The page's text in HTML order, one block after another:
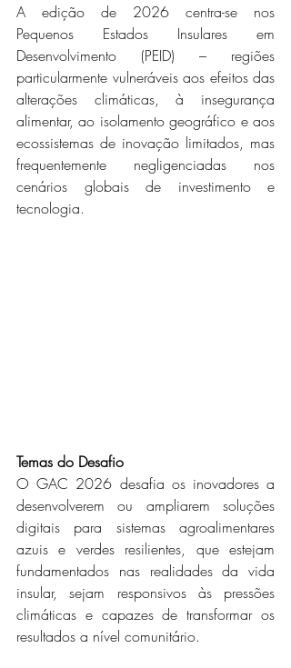
A edição de 2026 centra-se nos
Pequenos Estados Insulares em
Desenvolvimento (PEID) – regiões
particularmente vulneráveis ​​aos efeitos das
alterações climáticas, à insegurança
alimentar, ao isolamento geográfico e aos
ecossistemas de inovação limitados, mas
frequentemente negligenciadas nos
cenários globais de investimento e
tecnologia.
Temas do Desafio
O GAC 2026 desafia os inovadores a
desenvolverem ou ampliarem soluções
digitais para sistemas agroalimentares
azuis e verdes resilientes, que estejam
fundamentados nas realidades da vida
insular, sejam responsivos às pressões
climáticas e capazes de transformar os
resultados a nível comunitário.